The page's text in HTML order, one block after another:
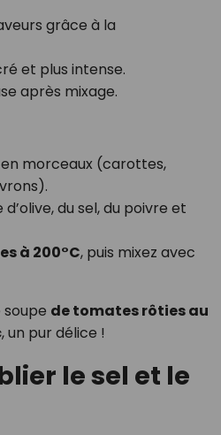
grâce à la
et plus intense.
après mixage.
morceaux (carottes,
du sel, du poivre et
à 200°C, puis mixez avec
soupe de tomates rôties au
, un pur délice !
le sel et le